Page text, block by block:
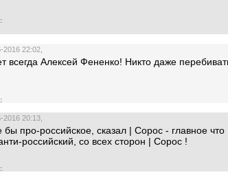
2016 22:02,
всегда Алексей Фененко! Никто даже
2016 20:13,
про-российское, сказал | Сорос - главное что
российский, со всех сторон | Сорос !